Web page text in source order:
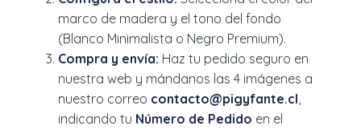
marco de madera y el tono del fondo
(Blanco Minimalista o Negro Premium).
Compra y envía: Haz tu pedido seguro en
nuestra web y mándanos las 4 imágenes a
nuestro correo contacto@pigyfante.cl,
indicando tu Número de Pedido en el